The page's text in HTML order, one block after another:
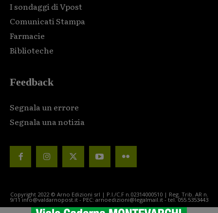
I sondaggi di Vpost
Comunicati Stampa
Farmacie
Biblioteche
Feedback
Segnala un errore
Segnala una notizia
Copyright 2022 © Arno Edizioni srl | P.I./C.F n.02314000510 | Reg. Trib. AR n.
9/11 info@valdarnopost.it - PEC: arnoedizioni@legalmail.it - tel. 055.5353443